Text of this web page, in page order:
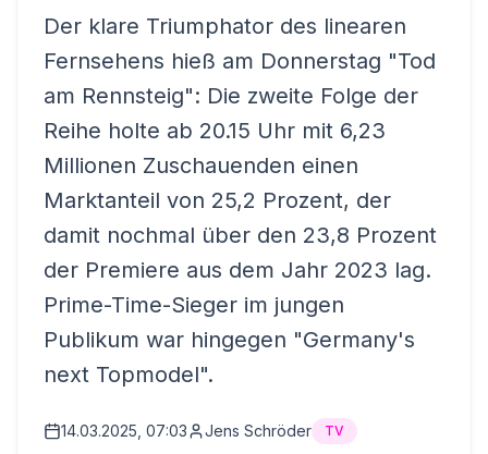
Der klare Triumphator des linearen
Fernsehens hieß am Donnerstag "Tod
am Rennsteig": Die zweite Folge der
Reihe holte ab 20.15 Uhr mit 6,23
Millionen Zuschauenden einen
Marktanteil von 25,2 Prozent, der
damit nochmal über den 23,8 Prozent
der Premiere aus dem Jahr 2023 lag.
Prime-Time-Sieger im jungen
Publikum war hingegen "Germany's
next Topmodel".
14.03.2025, 07:03 Jens Schröder TV